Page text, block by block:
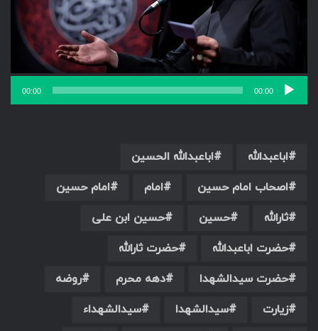
00:00
00:00
اباعبدالله
اباعبدالله الحسین
اصحاب امام حسین
امام
امام حسین
ثارالله
حسین
حسین ابن علی
حضرت اباعبدالله
حضرت ثارالله
حضرت سیدالشهدا
دهه محرم
روضه
زیارت
سیدالشهدا
سیدالشهداء